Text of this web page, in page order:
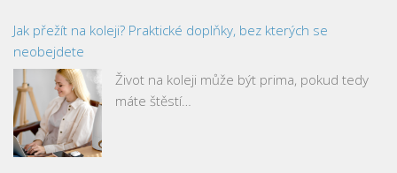
Jak přežít na koleji? Praktické doplňky, bez kterých se
neobejdete
Život na koleji může být prima, pokud tedy
máte štěstí…